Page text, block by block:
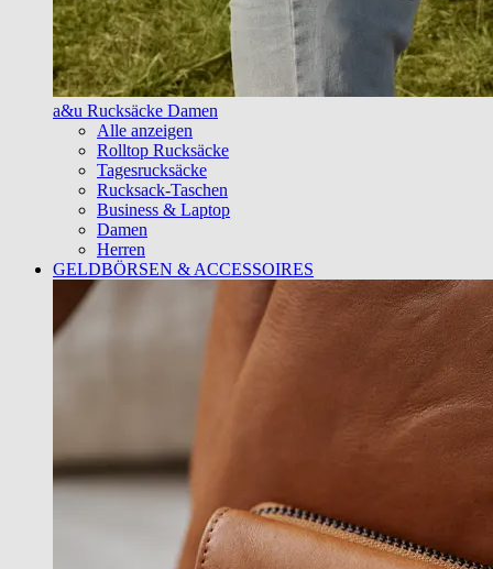
a&u Rucksäcke Damen
Alle anzeigen
Rolltop Rucksäcke
Tagesrucksäcke
Rucksack-Taschen
Business & Laptop
Damen
Herren
GELDBÖRSEN & ACCESSOIRES